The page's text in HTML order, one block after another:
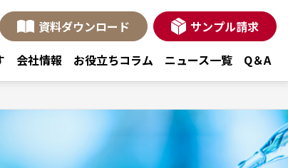
会社情報 お役立ちコラム ニュース一覧 Q＆A
資料ダウンロード サンプル請求